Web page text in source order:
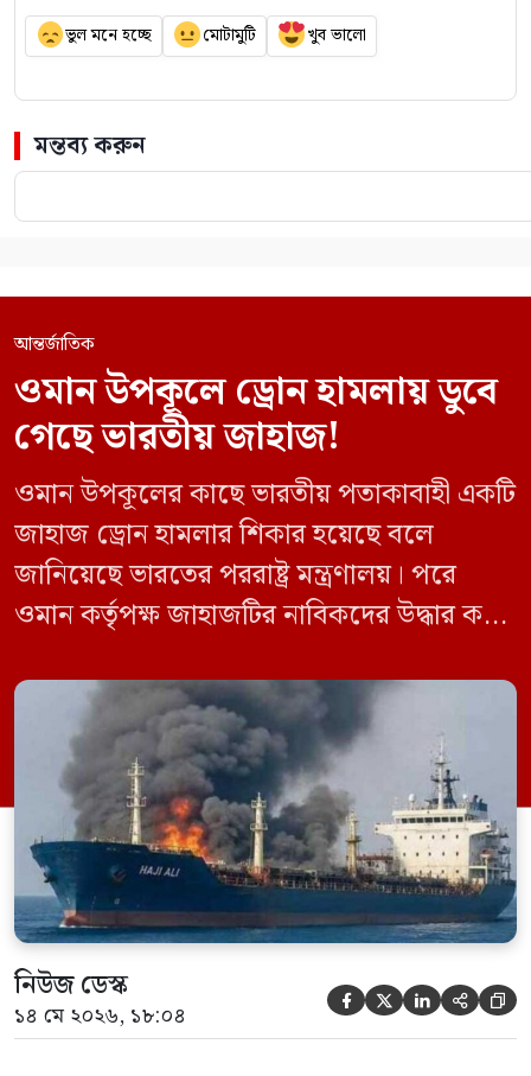
ভুল মনে হচ্ছে মোটামুটি খুব ভালো
মন্তব্য করুন
আন্তর্জাতিক
ওমান উপকূলে ড্রোন হামলায় ডুবে
গেছে ভারতীয় জাহাজ!
ওমান উপকূলের কাছে ভারতীয় পতাকাবাহী একটি
জাহাজ ড্রোন হামলার শিকার হয়েছে বলে
জানিয়েছে ভারতের পররাষ্ট্র মন্ত্রণালয়। পরে
ওমান কর্তৃপক্ষ জাহাজটির নাবিকদের উদ্ধার করে
পর সাগরে পুরোপুরি ডুবে যায় ওই জাহাজটি।
‘এমএসভি হাজি আলি’ (Haji Ali) নামের
কার্গো শিপের উপর এই হামলার ঘটনায় তীব্র
উদ্বেগ প্রকাশ করেছে নয়াদিল্লি। প্রাথমিক […]
নিউজ ডেস্ক
১৪ মে ২০২৬, ১৮:০৪     